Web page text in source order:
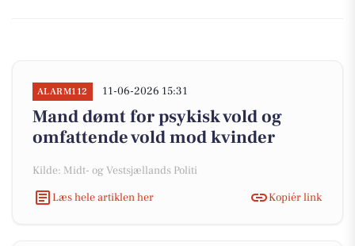
ALARM112 11-06-2026 15:31
Mand dømt for psykisk vold og
omfattende vold mod kvinder
Kilde: Midt- og Vestsjællands Politi
Læs hele artiklen her
Kopiér link